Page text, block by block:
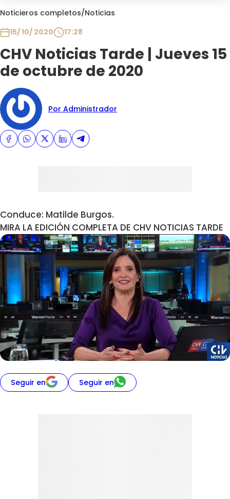
Noticieros completos/Noticias
15/ 10/ 2020
17:28
CHV Noticias Tarde | Jueves 15
de octubre de 2020
Por Administrador
Conduce: Matilde Burgos.
MIRA LA EDICIÓN COMPLETA DE CHV NOTICIAS TARDE
Seguir en Seguir en
Club De La Comedia
Plan Perfecto
El Tiempo
Sabingo